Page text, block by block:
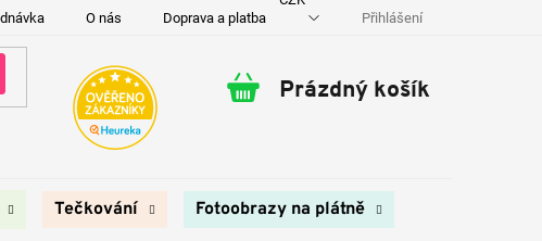
O nás Doprava a platba Kontakty Přihlášení
Nákupní
Prázdný košík
Tečkování Fotoobrazy na plátně